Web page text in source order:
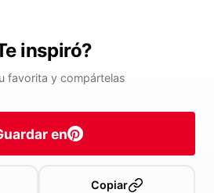
inspiró?
favorita y compártelas
en
Copiar